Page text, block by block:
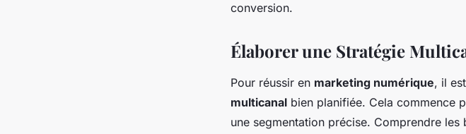
conversion.
Élaborer une Stratégie
Pour réussir en marketing numérique, il
multicanal bien planifiée. Cela commence
une segmentation précise. Comprendre